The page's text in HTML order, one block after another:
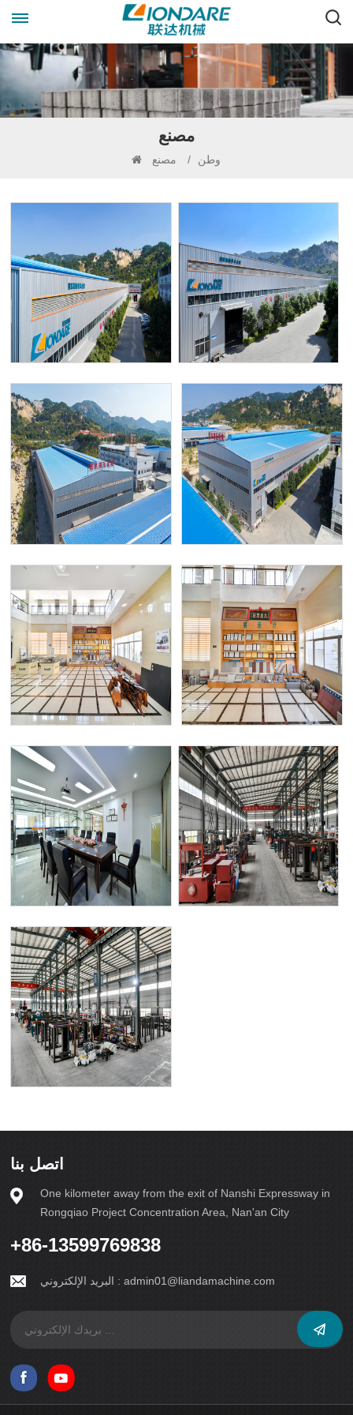
مصنع
وطن / مصنع
اتصل بنا
One kilometer away from the exit of Nanshi Expressway in
Rongqiao Project Concentration Area, Nan'an City
+86-13599769838
البريد الإلكتروني :admin01@liandamachine.com